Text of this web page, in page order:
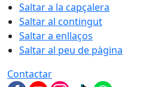
Saltar a la capçalera
Saltar al contingut
Saltar a enllaços
Saltar al peu de pàgina
Contactar